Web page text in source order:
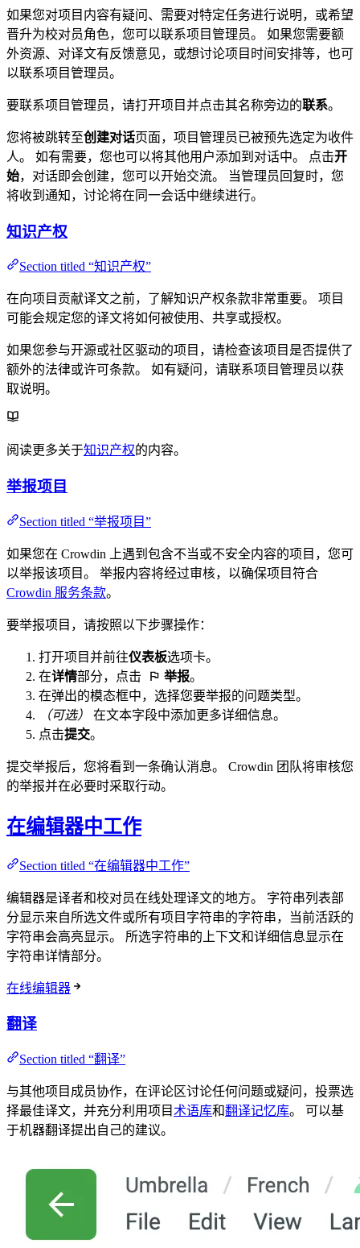
如果您对项目内容有疑问、需要对特定任务进行说明，或希望
晋升为校对员角色，您可以联系项目管理员。 如果您需要额
外资源、对译文有反馈意见，或想讨论项目时间安排等，也可
以联系项目管理员。
要联系项目管理员，请打开项目并点击其名称旁边的联系。
您将被跳转至创建对话页面，项目管理员已被预先选定为收件
人。 如有需要，您也可以将其他用户添加到对话中。 点击开
始，对话即会创建，您可以开始交流。 当管理员回复时，您
将收到通知，讨论将在同一会话中继续进行。
知识产权
Section titled “知识产权”
在向项目贡献译文之前，了解知识产权条款非常重要。 项目
可能会规定您的译文将如何被使用、共享或授权。
如果您参与开源或社区驱动的项目，请检查该项目是否提供了
额外的法律或许可条款。 如有疑问，请联系项目管理员以获
取说明。
阅读更多关于知识产权的内容。
举报项目
Section titled “举报项目”
如果您在 Crowdin 上遇到包含不当或不安全内容的项目，您可
以举报该项目。 举报内容将经过审核，以确保项目符合
Crowdin 服务条款。
要举报项目，请按照以下步骤操作：
打开项目并前往仪表板选项卡。
在详情部分，点击 举报。
在弹出的模态框中，选择您要举报的问题类型。
（可选）
在文本字段中添加更多详细信息。
点击提交。
提交举报后，您将看到一条确认消息。 Crowdin 团队将审核您
的举报并在必要时采取行动。
在编辑器中工作
Section titled “在编辑器中工作”
编辑器是译者和校对员在线处理译文的地方。 字符串列表部
分显示来自所选文件或所有项目字符串的字符串，当前活跃的
字符串会高亮显示。 所选字符串的上下文和详细信息显示在
字符串详情部分。
在线编辑器
翻译
Section titled “翻译”
与其他项目成员协作，在评论区讨论任何问题或疑问，投票选
择最佳译文，并充分利用项目术语库和翻译记忆库。 可以基
于机器翻译提出自己的建议。